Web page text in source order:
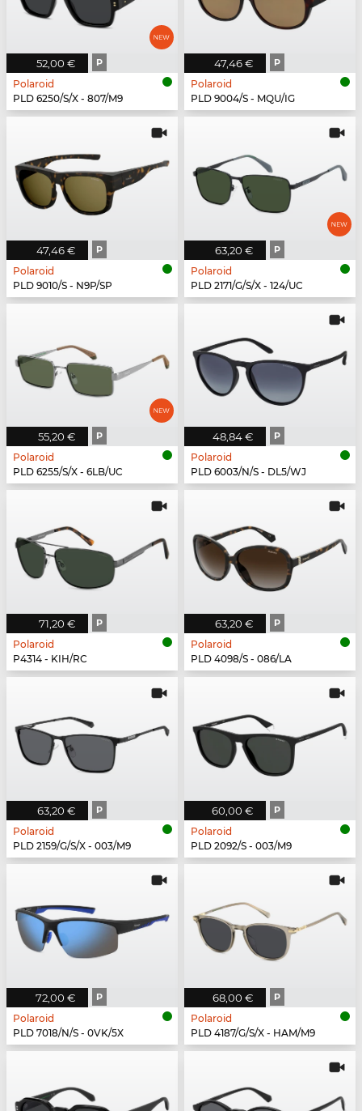
52,00 € P
Polaroid
PLD 6250/S/X - 807/M9
47,46 € P
Polaroid
PLD 9004/S - MQU/IG
47,46 € P
Polaroid
PLD 9010/S - N9P/SP
63,20 € P
Polaroid
PLD 2171/G/S/X - 124/UC
55,20 € P
Polaroid
PLD 6255/S/X - 6LB/UC
48,84 € P
Polaroid
PLD 6003/N/S - DL5/WJ
71,20 € P
Polaroid
P4314 - KIH/RC
63,20 € P
Polaroid
PLD 4098/S - 086/LA
63,20 € P
Polaroid
PLD 2159/G/S/X - 003/M9
60,00 € P
Polaroid
PLD 2092/S - 003/M9
72,00 € P
Polaroid
PLD 7018/N/S - 0VK/5X
68,00 € P
Polaroid
PLD 4187/G/S/X - HAM/M9